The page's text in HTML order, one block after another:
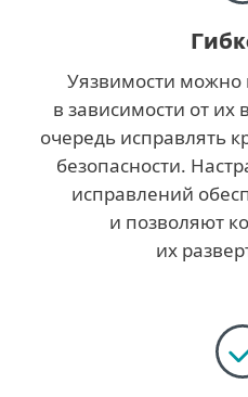
Уязвимости можно
в зависимости от
очередь исправлять
безопасности.
исправлений
и позволяют
их